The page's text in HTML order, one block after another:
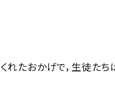
れたおかげで，生徒た